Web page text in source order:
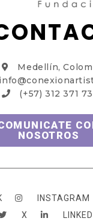
Medellín,
(+57) 312 371
NOSOTROS
INSTAGRAM
X